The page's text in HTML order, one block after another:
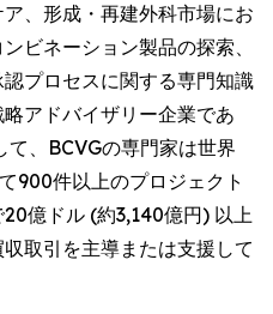
、形成・再建外科市場にお
ビネーション製品の探索、
プロセスに関する専門知識
アドバイザリー企業であ
て、BCVGの専門家は世界
900件以上のプロジェクト
億ドル (約3,140億円) 以上
取引を主導または支援して